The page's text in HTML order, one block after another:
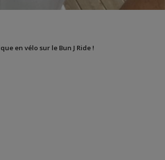
en vélo sur le Bun J Ride !